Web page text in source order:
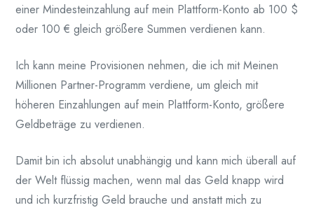
einer Mindesteinzahlung auf mein Plattform-Konto ab 100 $
oder 100 € gleich größere Summen verdienen kann.
Ich kann meine Provisionen nehmen, die ich mit Meinen
Millionen Partner-Programm verdiene, um gleich mit
höheren Einzahlungen auf mein Plattform-Konto, größere
Geldbeträge zu verdienen.
Damit bin ich absolut unabhängig und kann mich überall auf
der Welt flüssig machen, wenn mal das Geld knapp wird
und ich kurzfristig Geld brauche und anstatt mich zu